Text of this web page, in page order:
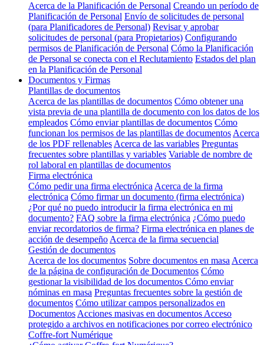
Acerca de la Planificación de Personal Creando un período de
Planificación de Personal Envío de solicitudes de personal
(para Planificadores de Personal) Revisar y aprobar
solicitudes de personal (para Propietarios) Configurando
permisos de Planificación de Personal Cómo la Planificación
de Personal se conecta con el Reclutamiento Estados del plan
en la Planificación de Personal
Documentos y Firmas
Plantillas de documentos
Acerca de las plantillas de documentos Cómo obtener una
vista previa de una plantilla de documento con los datos de los
empleados Cómo enviar plantillas de documentos Cómo
funcionan los permisos de las plantillas de documentos Acerca
de los PDF rellenables Acerca de las variables Preguntas
frecuentes sobre plantillas y variables Variable de nombre de
rol laboral en plantillas de documentos
Firma electrónica
Cómo pedir una firma electrónica Acerca de la firma
electrónica Cómo firmar un documento (firma electrónica)
¿Por qué no puedo introducir la firma electrónica en mi
documento? FAQ sobre la firma electrónica ¿Cómo puedo
enviar recordatorios de firma? Firma electrónica en planes de
acción de desempeño Acerca de la firma secuencial
Gestión de documentos
Acerca de los documentos Sobre documentos en masa Acerca
de la página de configuración de Documentos Cómo
gestionar la visibilidad de los documentos Cómo enviar
nóminas en masa Preguntas frecuentes sobre la gestión de
documentos Cómo utilizar campos personalizados en
Documentos Acciones masivas en documentos Acceso
protegido a archivos en notificaciones por correo electrónico
Coffre-fort Numérique